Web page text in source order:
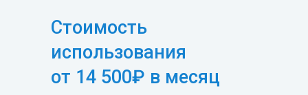
Стоимость
использования
от 14 500₽ в месяц